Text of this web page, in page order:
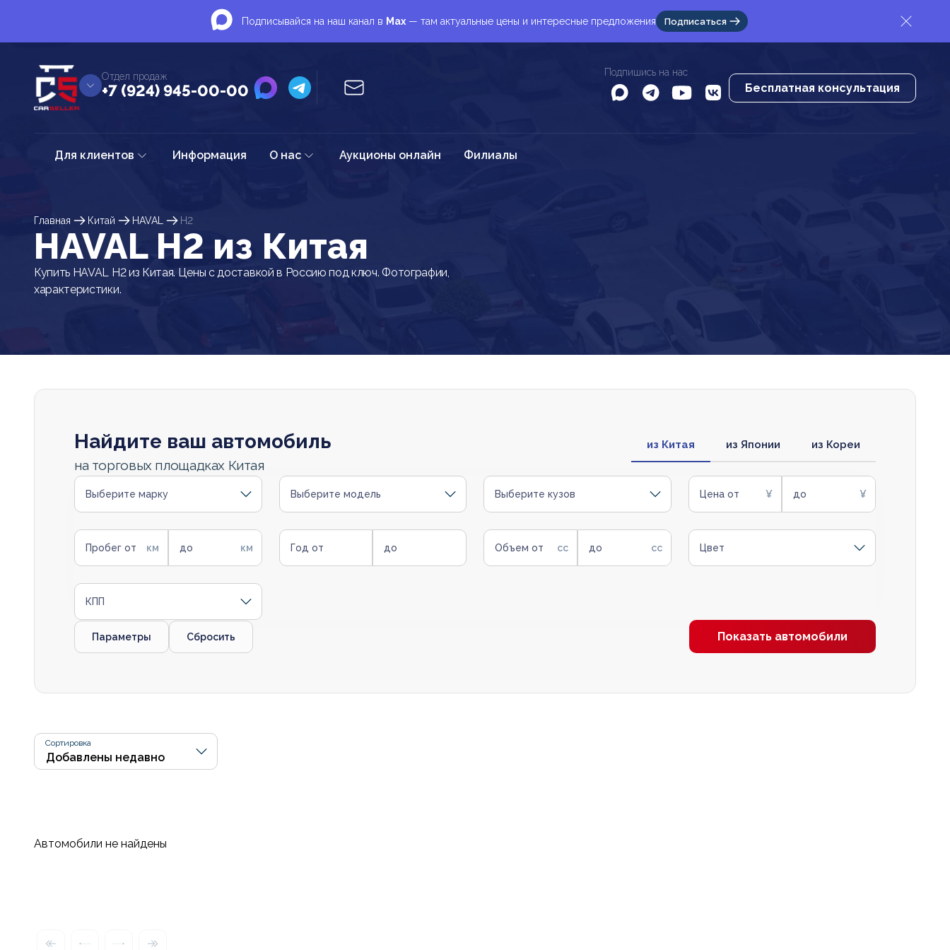
Подписывайся на наш канал в Max — там актуальные цены и интересные предложения Подписаться
Отдел продаж
+7 (924) 945-00-00
Подпишись на нас
Бесплатная консультация
Для клиентов Информация О нас Аукционы онлайн Филиалы
Главная Китай HAVAL H2
HAVAL H2 из Китая
Купить HAVAL H2 из Китая. Цены с доставкой в Россию под ключ. Фотографии,
характеристики.
Найдите ваш автомобиль
на торговых площадках Китая
из Китая из Японии из Кореи
Выберите марку Выберите модель Выберите кузов Цена от до
Пробег от до Год от до Объем от до Цвет
КПП
Параметры Сбросить Показать автомобили
Сортировка
Автомобили не найдены